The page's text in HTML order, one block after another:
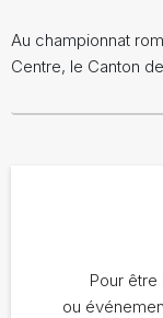
Au championnat
Centre, le Canton
Pour
ou